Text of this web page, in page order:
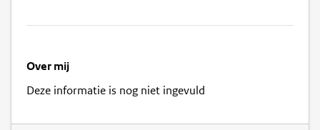
Over mij
Deze informatie is nog niet ingevuld